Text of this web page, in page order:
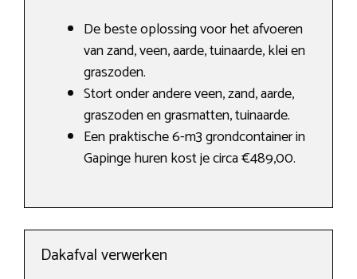
De beste oplossing voor het afvoeren
van zand, veen, aarde, tuinaarde, klei en
graszoden.
Stort onder andere veen, zand, aarde,
graszoden en grasmatten, tuinaarde.
Een praktische 6-m3 grondcontainer in
Gapinge huren kost je circa €489,00.
Dakafval verwerken